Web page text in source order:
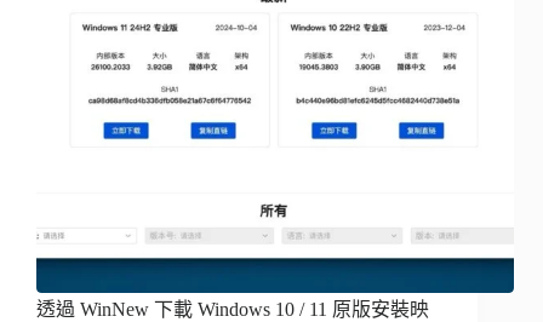
透過 WinNew 下載 Windows 10 / 11 原版安裝映